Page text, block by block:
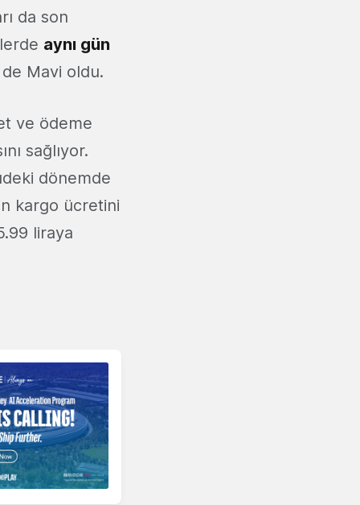
da son
aynı gün
Mavi oldu.
ve ödeme
sağlıyor.
dönemde
kargo ücretini
liraya